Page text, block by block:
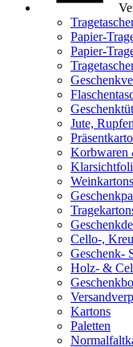
Papier-
Papier-
Jute, Rupfen
Korbwaren
Weinkartons
Cello-,
Geschenk-
Holz- &
Kartons
Paletten